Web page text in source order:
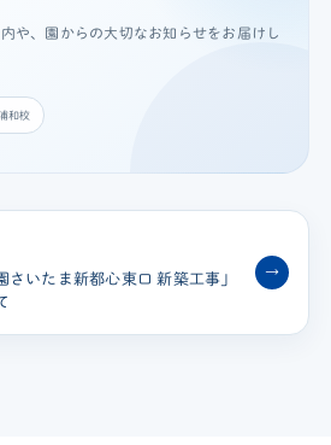
や、園からの大切なお知らせをお届けし
和校
さいたま新都心東口 新築工事」
→